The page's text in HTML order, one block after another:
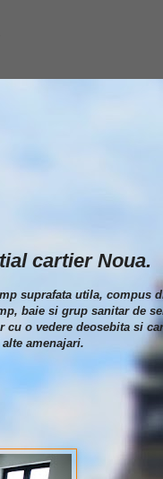
cartier Noua.
suprafata utila, compus
baie si grup sanitar de
o vedere deosebita si
amenajari.